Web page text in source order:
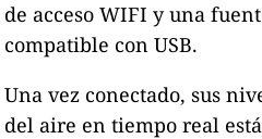
de acceso WIFI y una
compatible con USB.
Una vez conectado, sus
del aire en tiempo real